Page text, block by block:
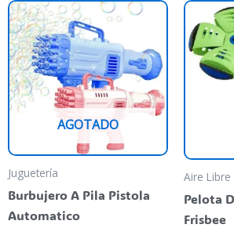
AGOTADO
Juguetería
Burbujero A Pila Pistola
Automatico
This
product
multiple
variants.
The
may
chosen
Aire Libre
Pelota
Frisbee